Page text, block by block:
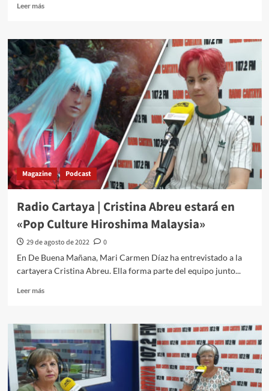
Leer más
Magazine Podcast
Radio Cartaya | Cristina Abreu estará en
«Pop Culture Hiroshima Malaysia»
29 de agosto de 2022
0
En De Buena Mañana, Mari Carmen Díaz ha entrevistado a la
cartayera Cristina Abreu. Ella forma parte del equipo junto...
Leer más